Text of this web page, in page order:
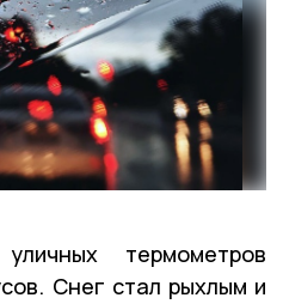
термометров
Снег стал рыхлым и